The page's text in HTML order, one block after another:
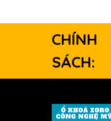
CHÍNH
SÁCH: